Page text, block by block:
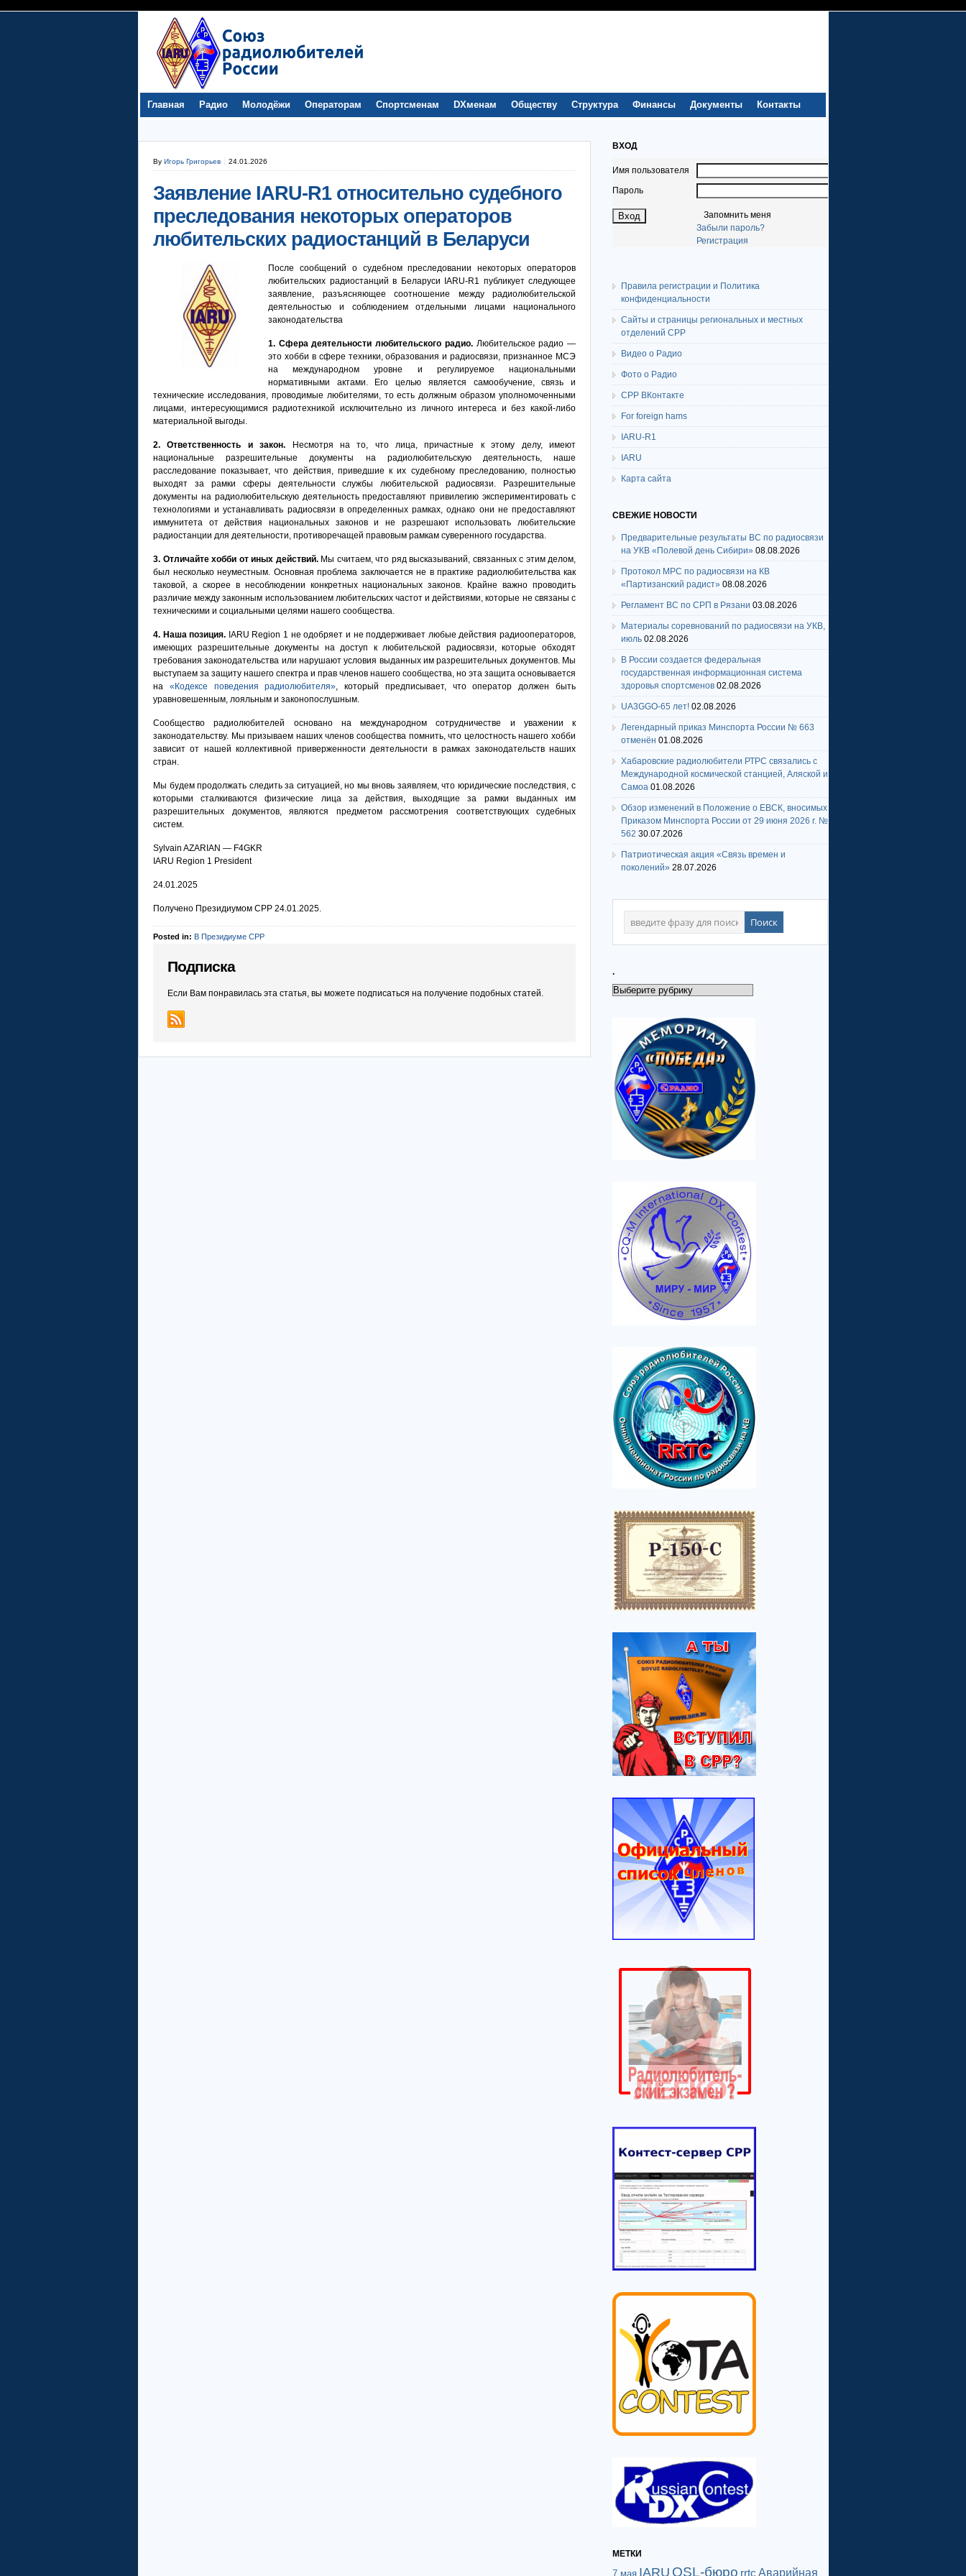
Главная Радио Молодёжи Операторам Спортсменам DXменам Обществу Структура Финансы Документы Контакты
By Игорь Григорьев 24.01.2026
Заявление IARU-R1 относительно судебного
преследования некоторых операторов
любительских радиостанций в Беларуси
После сообщений о судебном преследовании некоторых операторов
любительских радиостанций в Беларуси IARU-R1 публикует следующее
заявление, разъясняющее соотношение между радиолюбительской
деятельностью и соблюдением отдельными лицами национального
законодательства
1. Сфера деятельности любительского радио.Любительское радио —
это хобби в сфере техники, образования и радиосвязи, признанное МСЭ
на международном уровне и регулируемое национальными
нормативными актами. Его целью является самообучение, связь и
технические исследования, проводимые любителями, то есть должным образом уполномоченными
лицами, интересующимися радиотехникой исключительно из личного интереса и без какой-либо
материальной выгоды.
2. Ответственность и закон. Несмотря на то, что лица, причастные к этому делу, имеют
национальные разрешительные документы на радиолюбительскую деятельность, наше
расследование показывает, что действия, приведшие к их судебному преследованию, полностью
выходят за рамки сферы деятельности службы любительской радиосвязи. Разрешительные
документы на радиолюбительскую деятельность предоставляют привилегию экспериментировать с
технологиями и устанавливать радиосвязи в определенных рамках, однако они не предоставляют
иммунитета от действия национальных законов и не разрешают использовать любительские
радиостанции для деятельности, противоречащей правовым рамкам суверенного государства.
3. Отличайте хобби от иных действий.Мы считаем, что ряд высказываний, связанных с этим делом,
был несколько неуместным. Основная проблема заключается не в практике радиолюбительства как
таковой, а скорее в несоблюдении конкретных национальных законов. Крайне важно проводить
различие между законным использованием любительских частот и действиями, которые не связаны с
техническими и социальными целями нашего сообщества.
4. Наша позиция. IARU Region 1 не одобряет и не поддерживает любые действия радиооператоров,
имеющих разрешительные документы на доступ к любительской радиосвязи, которые обходят
требования законодательства или нарушают условия выданных им разрешительных документов. Мы
выступаем за защиту нашего спектра и прав членов нашего сообщества, но эта защита основывается
на «Кодексе поведения радиолюбителя», который предписывает, что оператор должен быть
уравновешенным, лояльным и законопослушным.
Сообщество радиолюбителей основано на международном сотрудничестве и уважении к
законодательству. Мы призываем наших членов сообщества помнить, что целостность нашего хобби
зависит от нашей коллективной приверженности деятельности в рамках законодательств наших
стран.
Мы будем продолжать следить за ситуацией, но мы вновь заявляем, что юридические последствия, с
которыми сталкиваются физические лица за действия, выходящие за рамки выданных им
разрешительных документов, являются предметом рассмотрения соответствующих судебных
систем.
Sylvain AZARIAN — F4GKR
IARU Region 1 President
24.01.2025
Получено Президиумом СРР 24.01.2025.
Posted in: В Президиуме СРР
Подписка
Если Вам понравилась эта статья, вы можете подписаться на получение подобных статей.
ВХОД
Имя пользователя
Пароль
Запомнить меня
Забыли пароль?
Регистрация
Правила регистрации и Политика
конфиденциальности
Сайты и страницы региональных и местных
отделений СРР
Видео о Радио
Фото о Радио
СРР ВКонтакте
For foreign hams
IARU-R1
IARU
Карта сайта
СВЕЖИЕ НОВОСТИ
Предварительные результаты ВС по радиосвязи
на УКВ «Полевой день Сибири» 08.08.2026
Протокол МРС по радиосвязи на КВ
«Партизанский радист» 08.08.2026
Регламент ВС по СРП в Рязани 03.08.2026
Материалы соревнований по радиосвязи на УКВ,
июль 02.08.2026
В России создается федеральная
государственная информационная система
здоровья спортсменов 02.08.2026
UA3GGO-65 лет! 02.08.2026
Легендарный приказ Минспорта России № 663
отменён 01.08.2026
Хабаровские радиолюбители РТРС связались с
Международной космической станцией, Аляской и
Самоа 01.08.2026
Обзор изменений в Положение о ЕВСК, вносимых
Приказом Минспорта России от 29 июня 2026 г. №
562 30.07.2026
Патриотическая акция «Связь времен и
поколений» 28.07.2026
.
МЕТКИ
7 мая IARU QSL-бюро rrtc Аварийная